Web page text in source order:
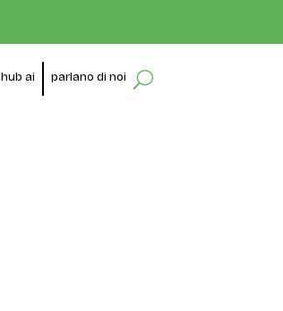
hub ai parlano di noi